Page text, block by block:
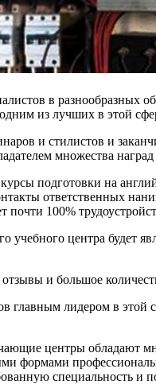
в разнообразных
из лучших в этой
и стилистов и
множества
подготовки на
ответственных
почти 100%
центра будет
и большое
главным лидером в
центры
формами
специальность